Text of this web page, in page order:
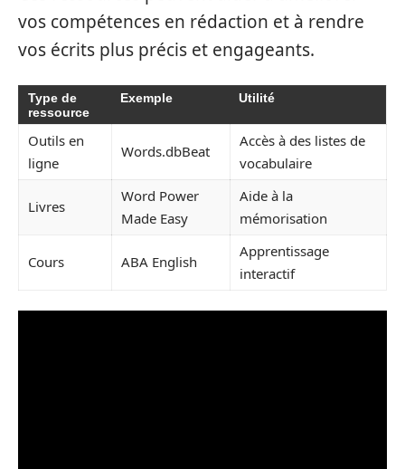
vos compétences en rédaction et à rendre
vos écrits plus précis et engageants.
Type de
ressource
Exemple Utilité
Outils en
ligne
Words.dbBeat
Accès à des listes de
vocabulaire
Livres
Word Power
Made Easy
Aide à la
mémorisation
Cours ABA English
Apprentissage
interactif